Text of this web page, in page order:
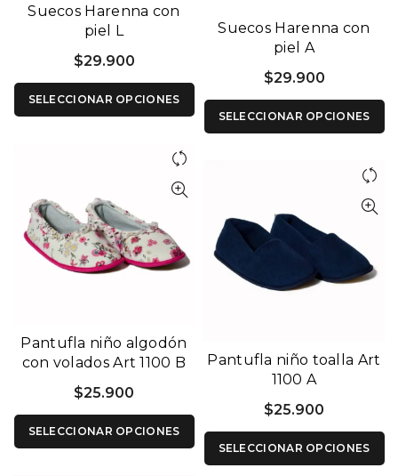
Suecos Harenna con
piel L
$29.900
SELECCIONAR OPCIONES
Suecos Harenna con
piel A
$29.900
SELECCIONAR OPCIONES
Pantufla niño algodón
con volados Art 1100 B
$25.900
SELECCIONAR OPCIONES
Pantufla niño toalla Art
1100 A
$25.900
SELECCIONAR OPCIONES